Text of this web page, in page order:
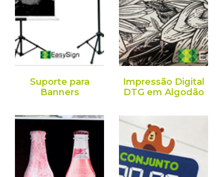
Suporte para
Banners
Impressão Digital
DTG em Algodão